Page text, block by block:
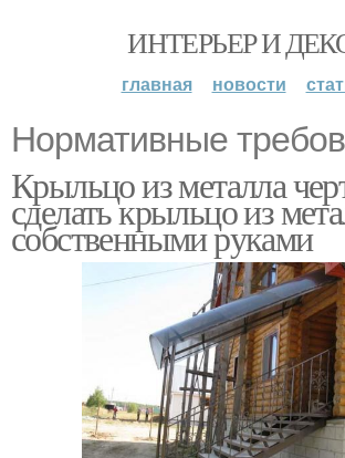
ИНТЕРЬЕР И
главная новости
Нормативные
Крыльцо из металла
сделать крыльцо из
собственными руками